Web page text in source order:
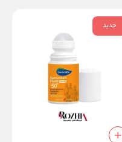
جدید